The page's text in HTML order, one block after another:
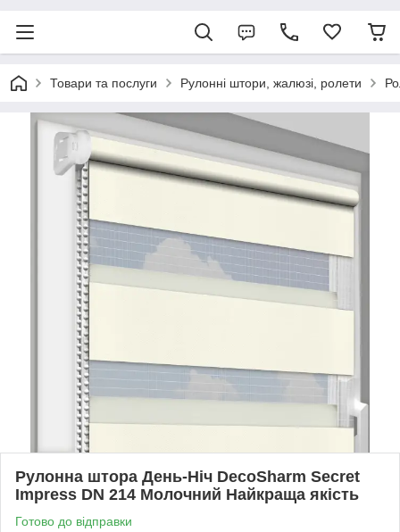
Товари та послуги Рулонні штори, жалюзі, ролети
Рулонна штора День-Ніч DecoSharm Secret
Impress DN 214 Молочний Найкраща якість
Готово до відправки